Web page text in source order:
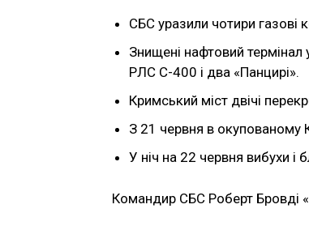
СБС уразили чотири газові
Знищені нафтовий термінал
РЛС С-400 і два «Панцирі».
Кримський міст двічі
З 21 червня в окупованому
У ніч на 22 червня вибухи і
Командир СБС Роберт Бровді